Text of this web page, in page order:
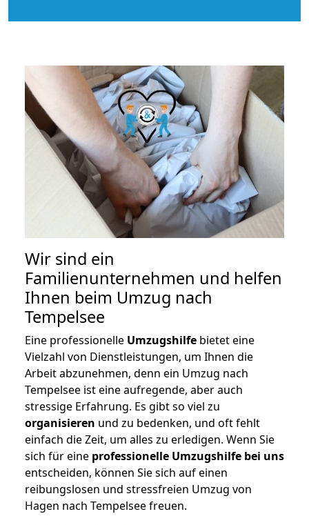
Wir sind ein
Familienunternehmen und helfen
Ihnen beim Umzug nach
Tempelsee
Eine professionelle Umzugshilfe bietet eine
Vielzahl von Dienstleistungen, um Ihnen die
Arbeit abzunehmen, denn ein Umzug nach
Tempelsee ist eine aufregende, aber auch
stressige Erfahrung. Es gibt so viel zu
organisieren und zu bedenken, und oft fehlt
einfach die Zeit, um alles zu erledigen. Wenn Sie
sich für eine professionelle Umzugshilfe bei uns
entscheiden, können Sie sich auf einen
reibungslosen und stressfreien Umzug von
Hagen nach Tempelsee freuen.